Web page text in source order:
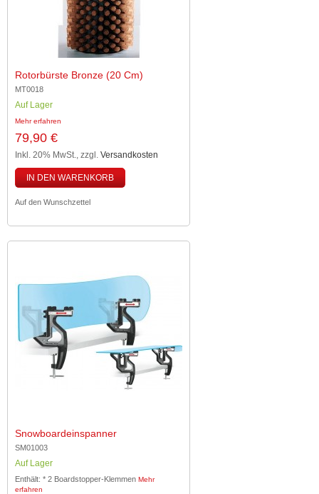
Rotorbürste Bronze (20 Cm)
MT0018
Auf Lager
Mehr erfahren
79,90 €
Inkl. 20% MwSt., zzgl. Versandkosten
IN DEN WARENKORB
Auf den Wunschzettel
Snowboardeinspanner
SM01003
Auf Lager
Enthält: * 2 Boardstopper-Klemmen Mehr
erfahren